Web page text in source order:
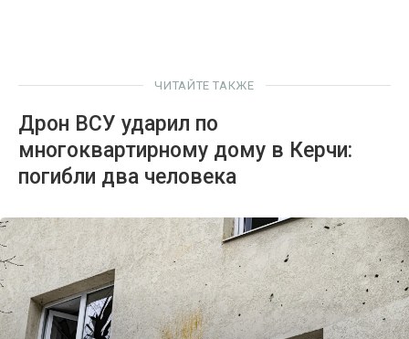
ЧИТАЙТЕ ТАКЖЕ
Дрон ВСУ ударил по
многоквартирному дому в Керчи:
погибли два человека